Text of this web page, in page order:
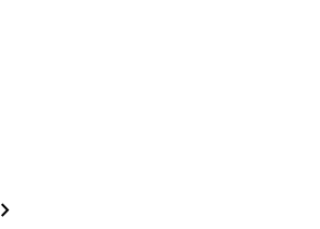
chevron_forward